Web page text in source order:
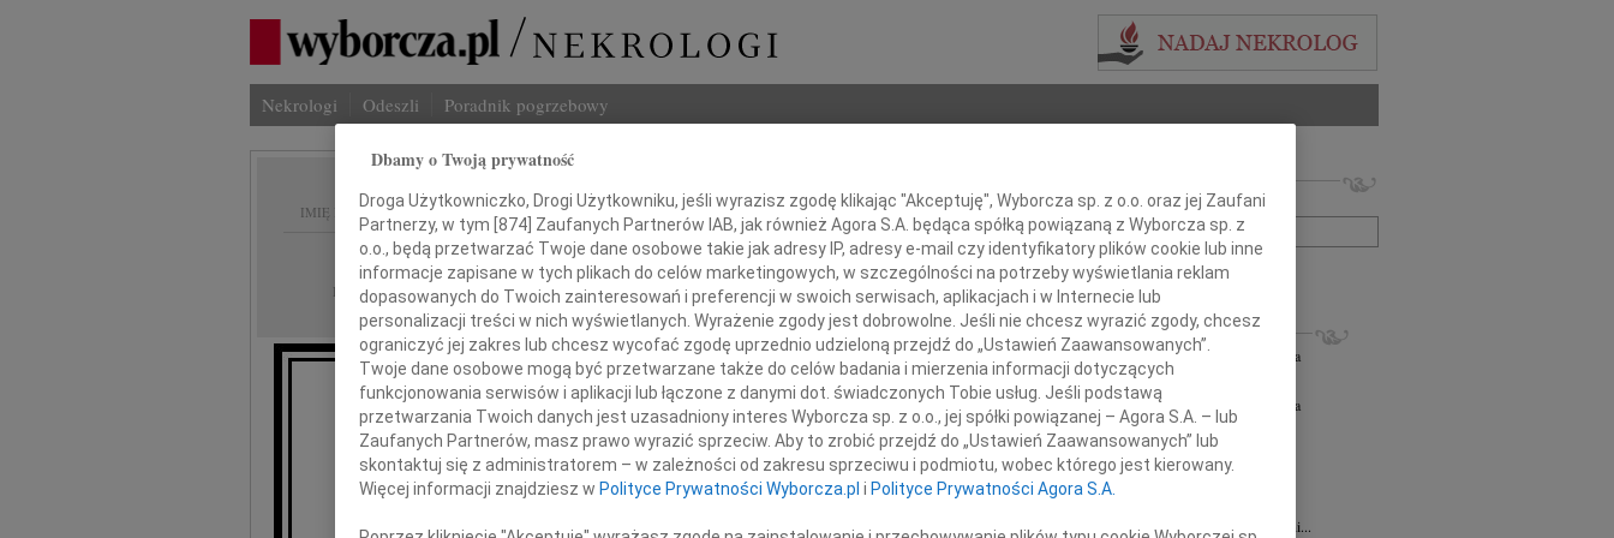
Nekrologi Odeszli Poradnik pogrzebowy
IMIĘ I NAZWISKO:
REGION: Częstochowa
DATA EMISJI: 25.02.2022
"Nigdy nie jesteśmy gotowi na odejście
Naszych rodziców, a oni odchodzą"
Wyrazy głębokiego współczucia
Imię i nazwisko lub numer ogłoszenia:
+ szukanie zaawansowane
INNE NEKROLOGI
Grzegorz Lipowski06.08.2026
Częstochowa
Z żalem przyjęliśmy wiadomość o śmierci...
Grzegorz Lipowski 05.08.2026
Częstochowa
Z żalem przyjęliśmy wiadomość o śmierci...
22.06.2026
Częstochowa
Wyrazy głębokiego współczucia oraz...
15.06.2026
Pani Joannie Jędrzejowskiej-Prokop radczyni...
Dbamy o Twoją prywatność
Droga Użytkowniczko, Drogi Użytkowniku, jeśli wyrazisz zgodę klikając "Akceptuję", Wyborcza sp. z o.o. oraz jej Zaufani
Partnerzy, w tym [874] Zaufanych Partnerów IAB, jak również Agora S.A. będąca spółką powiązaną z Wyborcza sp. z
o.o., będą przetwarzać Twoje dane osobowe takie jak adresy IP, adresy e-mail czy identyfikatory plików cookie lub inne
informacje zapisane w tych plikach do celów marketingowych, w szczególności na potrzeby wyświetlania reklam
dopasowanych do Twoich zainteresowań i preferencji w swoich serwisach, aplikacjach i w Internecie lub
personalizacji treści w nich wyświetlanych. Wyrażenie zgody jest dobrowolne. Jeśli nie chcesz wyrazić zgody, chcesz
ograniczyć jej zakres lub chcesz wycofać zgodę uprzednio udzieloną przejdź do „Ustawień Zaawansowanych”.
Twoje dane osobowe mogą być przetwarzane także do celów badania i mierzenia informacji dotyczących
funkcjonowania serwisów i aplikacji lub łączone z danymi dot. świadczonych Tobie usług. Jeśli podstawą
przetwarzania Twoich danych jest uzasadniony interes Wyborcza sp. z o.o., jej spółki powiązanej – Agora S.A. – lub
Zaufanych Partnerów, masz prawo wyrazić sprzeciw. Aby to zrobić przejdź do „Ustawień Zaawansowanych” lub
skontaktuj się z administratorem – w zależności od zakresu sprzeciwu i podmiotu, wobec którego jest kierowany.
Więcej informacji znajdziesz w Polityce Prywatności Wyborcza.pl i Polityce Prywatności Agora S.A.